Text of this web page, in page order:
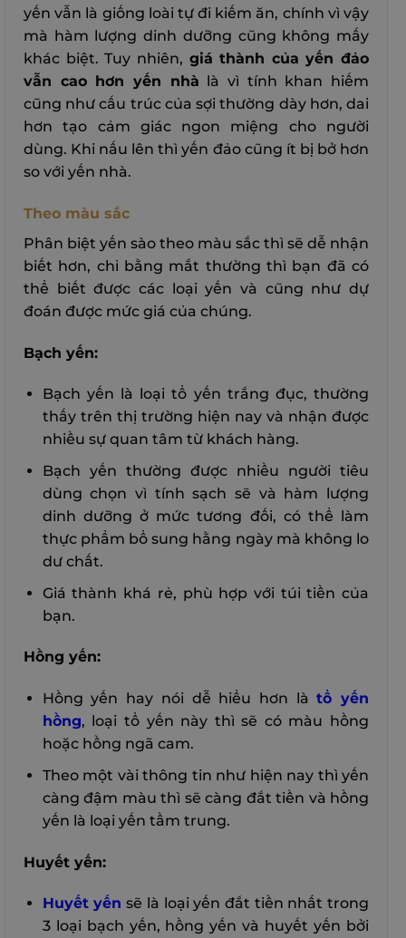
yến vẫn là giống loài tự đi kiếm ăn, chính vì vậy
mà hàm lượng dinh dưỡng cũng không mấy
khác biệt.Tuy nhiên, giá thành của yến đảo
vẫn cao hơn yến nhà là vì tính khan hiếm
cũng như cấu trúc của sợi thường dày hơn, dai
hơn tạo cảm giác ngon miệng cho người
dùng. Khi nấu lên thì yến đảo cũng ít bị bở hơn
so với yến nhà.
Theo màu sắc
Phân biệt yến sào theo màu sắc thì sẽ dễ nhận
biết hơn, chỉ bằng mắt thường thì bạn đã có
thể biết được các loại yến và cũng như dự
đoán được mức giá của chúng.
Bạch yến:
Bạch yến là loại tổ yến trắng đục, thường
thấy trên thị trường hiện nay và nhận được
nhiều sự quan tâm từ khách hàng.
Bạch yến thường được nhiều người tiêu
dùng chọn vì tính sạch sẽ và hàm lượng
dinh dưỡng ở mức tương đối, có thể làm
thực phẩm bổ sung hằng ngày mà không lo
dư chất.
Giá thành khá rẻ, phù hợp với túi tiền của
bạn.
Hồng yến:
Hồng yến hay nói dễ hiểu hơn làtổ yến
hồng, loại tổ yến này thì sẽ có màu hồng
hoặc hồng ngã cam.
Theo một vài thông tin như hiện nay thì yến
càng đậm màu thì sẽ càng đắt tiền và hồng
yến là loại yến tầm trung.
Huyết yến:
Huyết yến sẽ là loại yến đắt tiền nhất trong
3 loại bạch yến, hồng yến và huyết yến bởi